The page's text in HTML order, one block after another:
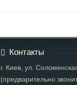
Контакты
г. Киев, ул.
(предварительно